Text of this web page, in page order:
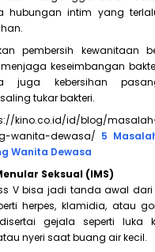
hubungan intim yang
pembersih kewanitaan
keseimbangan
juga kebersihan
tukar bakteri.
kino.co.id/id/blog/
wanita-dewasa/ 5
Wanita Dewasa
Seksual (IMS)
V bisa jadi tanda awal dari
herpes, klamidia, atau
gejala seperti luka
nyeri saat buang air kecil.